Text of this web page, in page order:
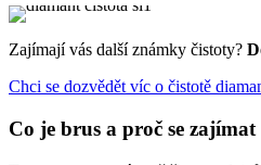
Zajímají vás další známky čistoty?
Chci se dozvědět víc o čistotě
Co je brus a proč se zajímat